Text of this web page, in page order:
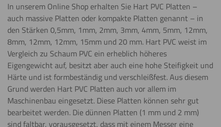
In unserem Online Shop erhalten Sie Hart PVC Platten –
auch massive Platten oder kompakte Platten genannt – in
den Stärken 0,5mm, 1mm, 2mm, 3mm, 4mm, 5mm, 12mm,
8mm, 12mm, 12mm, 15mm und 20 mm. Hart PVC weist im
Vergleich zu Schaum PVC ein erheblich höheres
Eigengewicht auf, besitzt aber auch eine hohe Steifigkeit und
Härte und ist formbeständig und verschleißfest. Aus diesem
Grund werden Hart PVC Platten auch vor allem im
Maschinenbau eingesetzt. Diese Platten können sehr gut
bearbeitet werden. Die dünnen Platten (1 mm und 2 mm)
sind faltbar, vorausgesetzt, dass mit einem Messer eine